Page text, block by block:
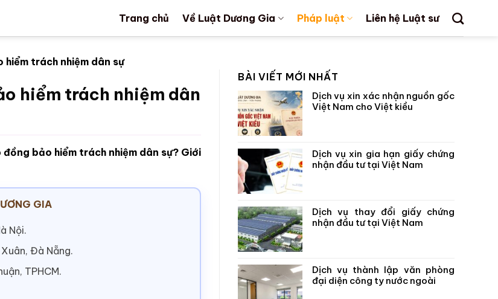
Trang chủ Về Luật Dương Gia Pháp luật Liên hệ Luật sư
hiểm trách nhiệm dân sự
hiểm trách nhiệm dân
bảo hiểm trách nhiệm dân sự? Giới
GIA
Nội.
Đà Nẵng.
TPHCM.
BÀI VIẾT MỚI NHẤT
Dịch vụ xin xác nhận nguồn gốc
Việt Nam cho Việt kiều
Dịch vụ xin gia hạn giấy chứng
nhận đầu tư tại Việt Nam
Dịch vụ thay đổi giấy chứng
nhận đầu tư tại Việt Nam
Dịch vụ thành lập văn phòng
đại diện công ty nước ngoài